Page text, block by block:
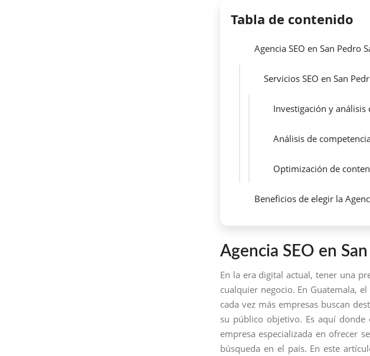
Tabla de contenido
Agencia SEO en San Pedro
Servicios SEO en San
Investigación y análisis
Análisis de
Optimización de
Beneficios de elegir la
Agencia SEO en
En la era digital actual, tener una
cualquier negocio. En Guatemala,
cada vez más empresas buscan
su público objetivo. Es aquí donde
empresa especializada en ofrecer
búsqueda en el país. En este